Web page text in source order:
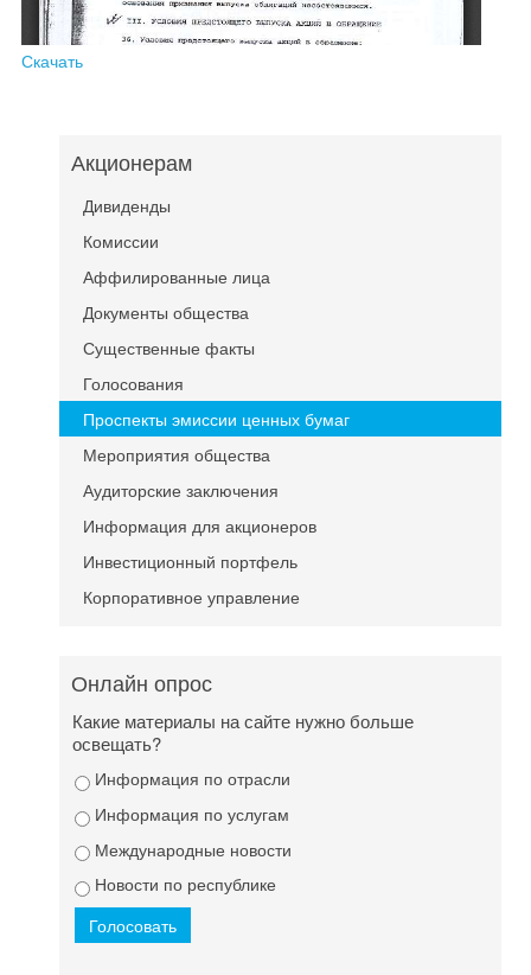
Скачать
Акционерам
Дивиденды
Комиссии
Аффилированные лица
Документы общества
Существенные факты
Голосования
Проспекты эмиссии ценных бумаг
Мероприятия общества
Аудиторские заключения
Информация для акционеров
Инвестиционный портфель
Корпоративное управление
Онлайн опрос
Какие материалы на сайте нужно больше
освещать?
Информация по отрасли
Информация по услугам
Международные новости
Новости по республике